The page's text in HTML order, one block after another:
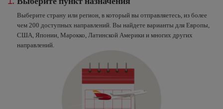
Выберите страну или регион, в который вы отправляетесь, из более
чем 200 доступных направлений. Вы найдете варианты для Европы,
США, Японии, Марокко, Латинской Америки и многих других
направлений.